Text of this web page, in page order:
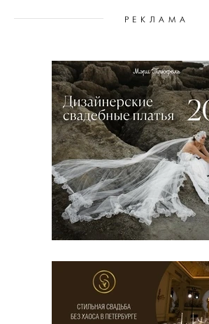
РЕКЛАМА